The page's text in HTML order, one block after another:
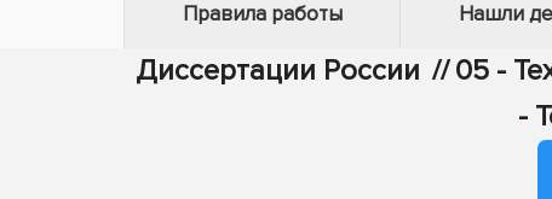
Правила работы Нашли
Диссертации России // 05 -
-